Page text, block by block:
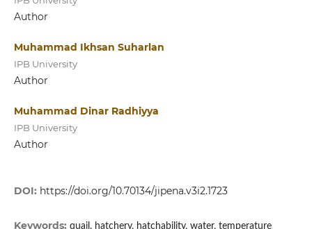
Author
Muhammad Ikhsan Suharlan
IPB University
Author
Muhammad Dinar Radhiyya
IPB University
Author
DOI: https://doi.org/10.70134/jipena.v3i2.1723
Keywords: quail, hatchery, hatchability, water, temperature